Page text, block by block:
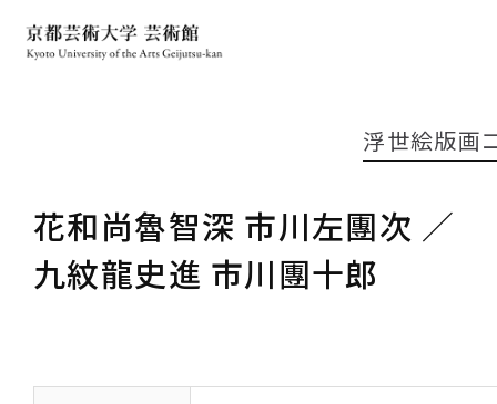
花和尚魯智深 市川左團次 ／
九紋龍史進 市川團十郎
浮世絵版画